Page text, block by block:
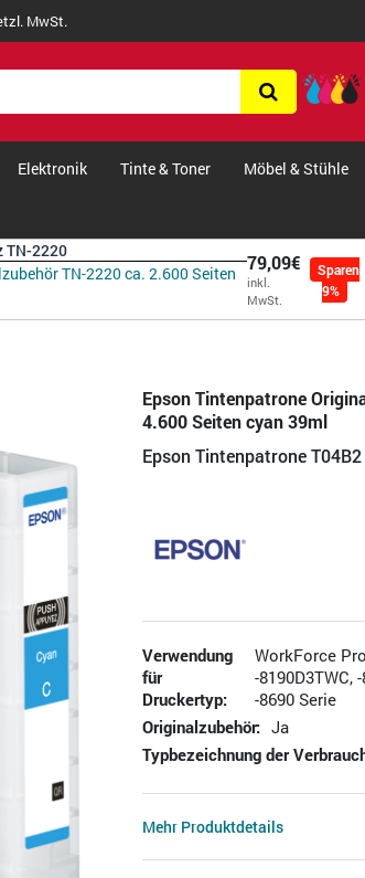
MwSt.
Elektronik Tinte & Toner Möbel & Stühle
TN-2220
TN-2220 ca. 2.600 Seiten 79,09€
inkl.
MwSt.
Sparen
9%
Epson Tintenpatrone
4.600 Seiten cyan 39ml
Epson Tintenpatrone
Verwendung
für
Druckertyp:
WorkForce
-8190D3TWC,
-8690 Serie
Originalzubehör: Ja
Typbezeichnung der
Mehr Produktdetails